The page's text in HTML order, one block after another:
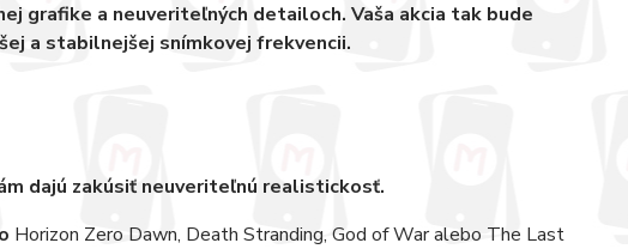
grafike a neuveriteľných detailoch. Vaša akcia tak bude
a stabilnejšej snímkovej frekvencii.
dajú zakúsiť neuveriteľnú realistickosť.
Horizon Zero Dawn, Death Stranding, God of War alebo The Last